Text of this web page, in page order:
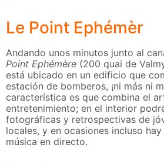
Le Point Ephémèr
Andando unos minutos junto al
Point Ephémère (200 quai de
está ubicado en un edificio que
estación de bomberos, ¡ni más ni
característica es que combina el
entretenimiento; en el interior
fotográficas y retrospectivas de
locales, y en ocasiones incluso
música en directo.